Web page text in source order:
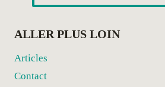
ALLER PLUS LOIN
Articles
Contact